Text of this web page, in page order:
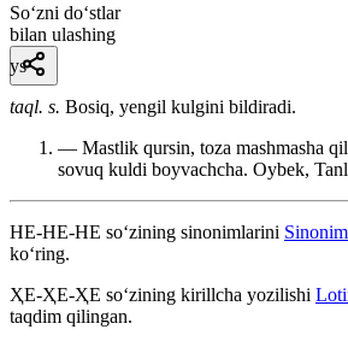
So‘zni do‘stlar
bilan ulashing
ys
taql. s. Bosiq, yengil kulgini bildiradi.
— Mastlik qursin, toza mashmasha
sovuq kuldi boyvachcha. Oybek,
HE-HE-HE so‘zining sinonimlarini
ko‘ring.
ҲЕ-ҲЕ-ҲЕ so‘zining kirillcha yozilishi
taqdim qilingan.